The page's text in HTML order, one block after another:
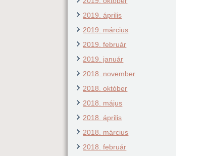
2019. április
2019. március
2019. február
2019. január
2018. november
2018. október
2018. május
2018. április
2018. március
2018. február